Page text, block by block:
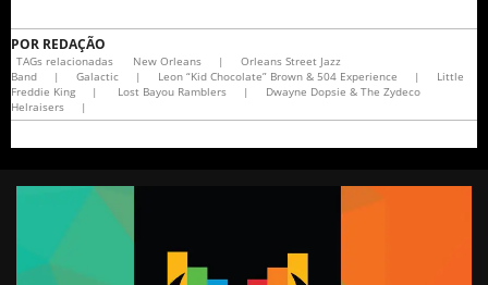
POR REDAÇÃO
TAGs relacionadas New Orleans |
Orleans Street Jazz
Band
| Galactic | Leon “Kid Chocolate” Brown & 504 Experience |
Little
Freddie King
| Lost Bayou Ramblers |
Dwayne Dopsie & The Zydeco
Helraisers
|